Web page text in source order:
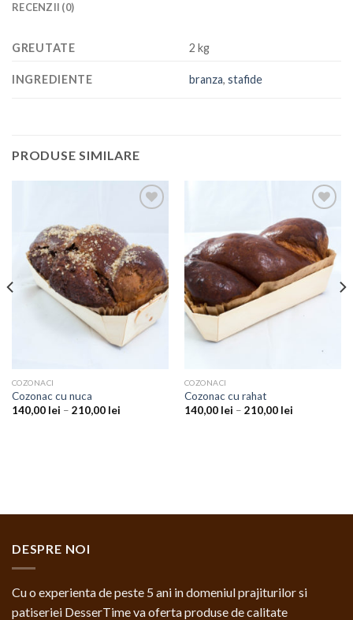
RECENZII (0)
GREUTATE 2 kg
INGREDIENTE branza,stafide
PRODUSE SIMILARE
COZONACI
Cozonac cu nuca
140,00 lei – 210,00 lei
Add to
Wishlist
COZONACI
Cozonac cu rahat
140,00 lei – 210,00 lei
DESPRE NOI
Cu o experienta de peste 5 ani in domeniul prajiturilor si
patiseriei DesserTime va oferta produse de calitate